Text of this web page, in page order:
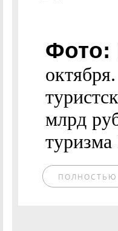
млрд
ПОЛНОСТЬЮ